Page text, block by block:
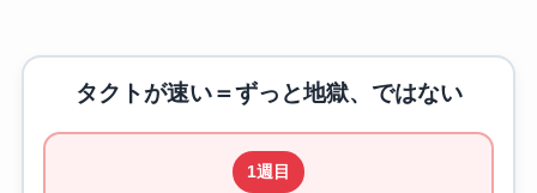
タクトが速い＝ずっと地獄、ではない
1週目